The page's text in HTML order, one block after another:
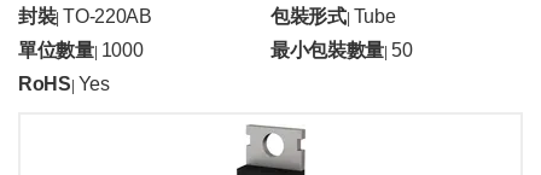
封裝| TO-220AB 包裝形式| Tube
單位數量| 1000 最小包裝數量 |50
RoHS Yes